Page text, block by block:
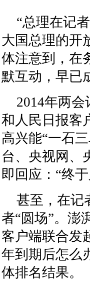
“总理在记
大国总理的开
体注意到，在
默互动，早已
2014年两
和人民日报客
高兴能“一石
台、央视网、
即回应：“终
甚至，在记
者“圆场”。澎
客户端联合发
年到期后怎么
体排名结果。